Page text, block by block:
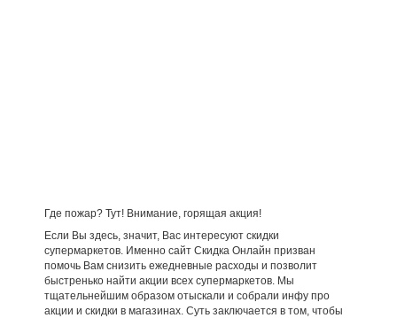
Где пожар? Тут! Внимание, горящая акция!
Если Вы здесь, значит, Вас интересуют скидки
супермаркетов. Именно сайт Скидка Онлайн призван
помочь Вам снизить ежедневные расходы и позволит
быстренько найти акции всех супермаркетов. Мы
тщательнейшим образом отыскали и собрали инфу про
акции и скидки в магазинах. Суть заключается в том, чтобы